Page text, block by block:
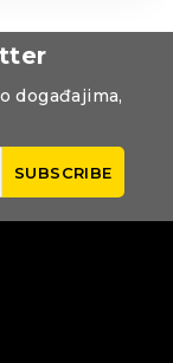
događajima,